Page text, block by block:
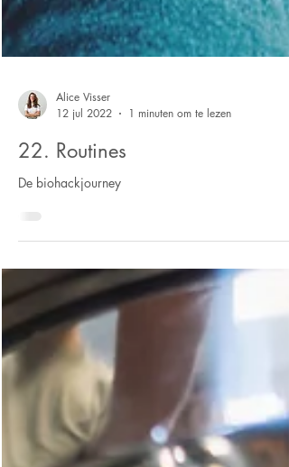
Alice Visser
12 jul 2022